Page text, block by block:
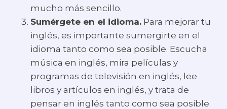
mucho más sencillo.
Sumérgete en el idioma. Para mejorar tu
inglés, es importante sumergirte en el
idioma tanto como sea posible. Escucha
música en inglés, mira películas y
programas de televisión en inglés, lee
libros y artículos en inglés, y trata de
pensar en inglés tanto como sea posible.